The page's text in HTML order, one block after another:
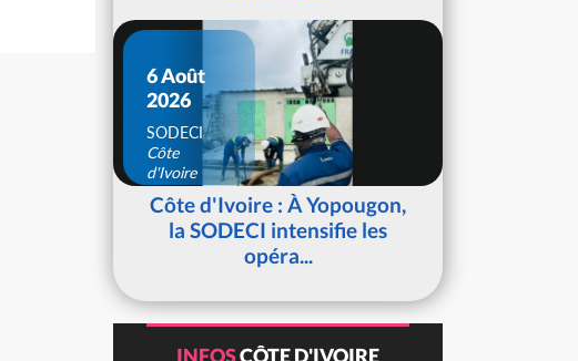
6 Août
2026
SODECI
Côte
d'Ivoire
Côte d'Ivoire : À Yopougon,
la SODECI intensifie les
opéra...
INFOSCÔTE D'IVOIRE